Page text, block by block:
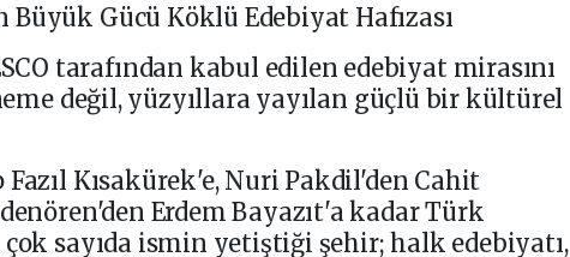
Büyük Gücü Köklü Edebiyat Hafızası
tarafından kabul edilen edebiyat mirasını
değil, yüzyıllara yayılan güçlü bir kültürel
Kısakürek'e, Nuri Pakdil'den Cahit
Erdem Bayazıt'a kadar Türk
sayıda ismin yetiştiği şehir; halk edebiyatı,